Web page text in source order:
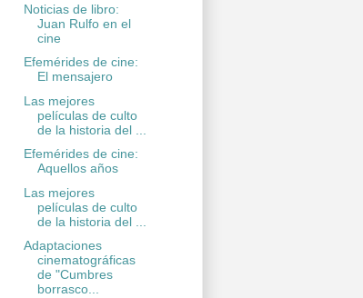
Noticias de libro:
Juan Rulfo en el
cine
Efemérides de cine:
El mensajero
Las mejores
películas de culto
de la historia del ...
Efemérides de cine:
Aquellos años
Las mejores
películas de culto
de la historia del ...
Adaptaciones
cinematográficas
de "Cumbres
borrasco...